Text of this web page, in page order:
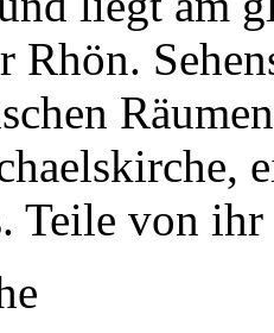
Rhön.
Teile von ihr